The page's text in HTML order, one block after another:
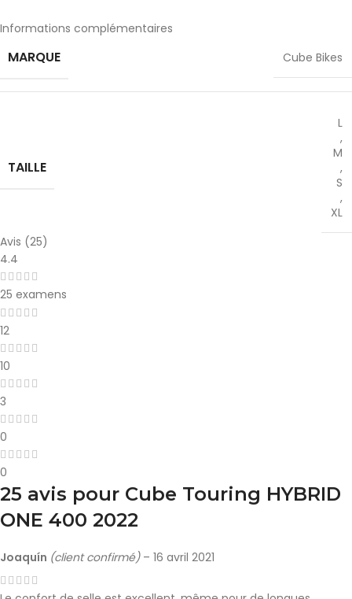
Informations complémentaires
MARQUE Cube Bikes
TAILLE
L
,
M
,
S
,
XL
Avis (25)
4.4
25 examens
12
10
3
0
0
25 avis pour Cube Touring HYBRID
ONE 400 2022
Joaquín (client confirmé) – 16 avril 2021